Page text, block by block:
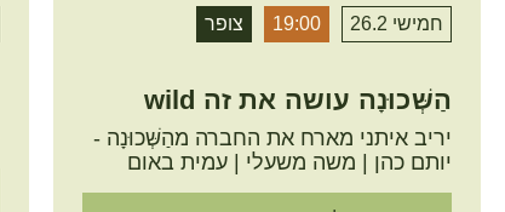
חמישי 26.2 19:00 צופר
הַשְּׁכוּנָה עושה את זה wild
יריב איתני מארח את החברה מהַשְּׁכוּנָה -
יותם כהן | משה משעלי | עמית באום